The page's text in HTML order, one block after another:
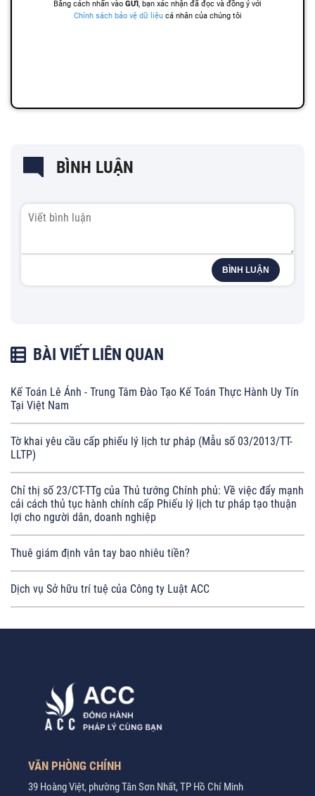
BÌNH LUẬN
BÌNH LUẬN
BÀI VIẾT LIÊN QUAN
Kế Toán Lê Ánh - Trung Tâm Đào Tạo Kế Toán Thực Hành Uy Tín
Tại Việt Nam
Tờ khai yêu cầu cấp phiếu lý lịch tư pháp (Mẫu số 03/2013/TT-
LLTP)
Chỉ thị số 23/CT-TTg của Thủ tướng Chính phủ: Về việc đẩy mạnh
cải cách thủ tục hành chính cấp Phiếu lý lịch tư pháp tạo thuận
lợi cho người dân, doanh nghiệp
Thuê giám định vân tay bao nhiêu tiền?
Dịch vụ Sở hữu trí tuệ của Công ty Luật ACC
VĂN PHÒNG CHÍNH
39 Hoàng Việt, phường Tân Sơn Nhất, TP Hồ Chí Minh